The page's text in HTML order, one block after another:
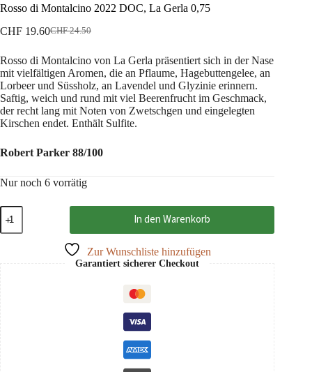
Rosso di Montalcino 2022 DOC, La Gerla 0,75
CHF24.50
Ursprünglicher
war:
CHF 24.50
CHF 19.60Aktueller
ist:
CHF 19.60.
Rosso di Montalcino von La Gerla präsentiert sich in der Nase
mit vielfältigen Aromen, die an Pflaume, Hagebuttengelee, an
Lorbeer und Süssholz, an Lavendel und Glyzinie erinnern.
Saftig, weich und rund mit viel Beerenfrucht im Geschmack,
der recht lang mit Noten von Zwetschgen und eingelegten
Kirschen endet. Enthält Sulfite.
Robert Parker 88/100
Nur noch 6 vorrätig
Rosso
di
Montalcino
In den Warenkorb
Zur Wunschliste hinzufügen
Garantiert sicherer Checkout